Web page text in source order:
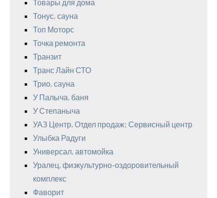
Товары для дома
Тонус, сауна
Топ Моторс
Точка ремонта
Транзит
Транс Лайн СТО
Трио, сауна
У Палыча, баня
У Степаныча
УАЗ Центр, Отдел продаж; Сервисный центр
Улыбка Радуги
Универсал, автомойка
Уралец, физкультурно-оздоровительный
комплекс
Фаворит